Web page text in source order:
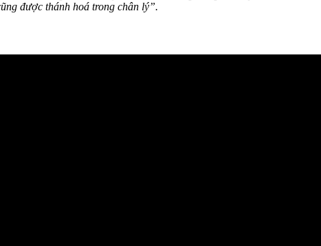
được thánh hoá trong chân lý”.